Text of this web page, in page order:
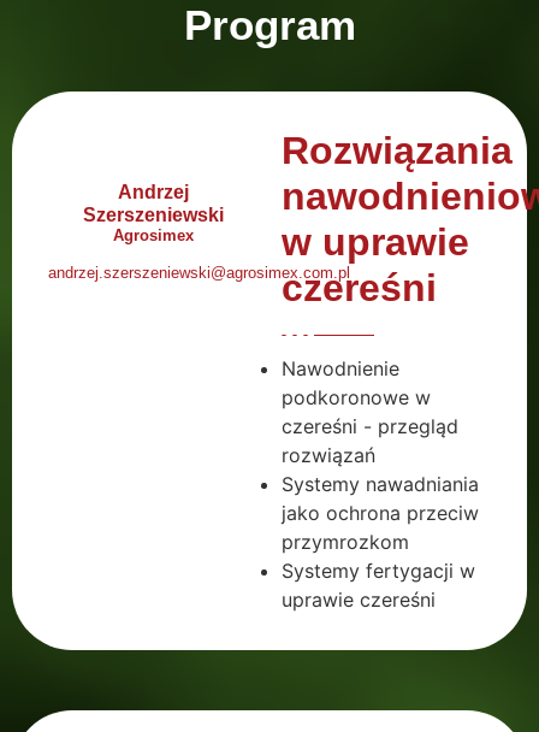
Program
Andrzej
Szerszeniewski
Agrosimex
andrzej.szerszeniewski@agrosimex.com.pl
Rozwiązania
w uprawie
czereśni
Nawodnienie
podkoronowe w
czereśni - przegląd
rozwiązań
Systemy nawadniania
jako ochrona przeciw
przymrozkom
Systemy fertygacji w
uprawie czereśni